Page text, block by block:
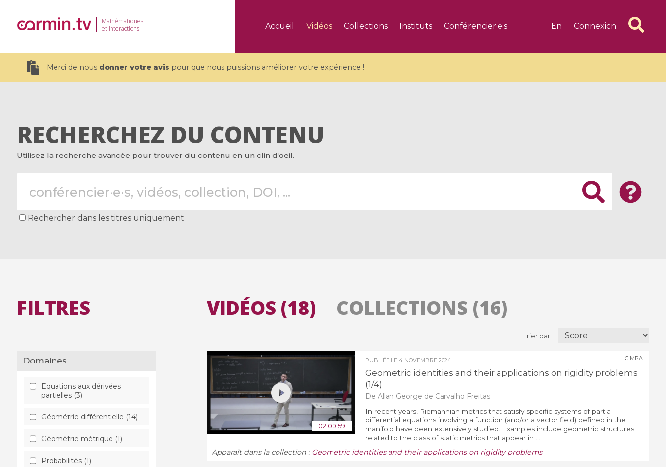
Mathématiques
et Interactions
Accueil Vidéos Collections Instituts Conférencier·e·s En Connexion
Merci de nous donner votre avis pour que nous puissions améliorer votre expérience !
19 videos
CEMRACS 2026 : Modeling and AI
Recherche Avancée en Calcul
5 videos
Coulomb branches and affine
affines
Introduction to Dissipative
Dynamical Systems in Infinite
RECHERCHEZ DU CONTENU
Utilisez la recherche avancée pour trouver du contenu en un clin d'oeil.
Rechercher dans les titres uniquement
FILTRES
Domaines
Equations aux dérivées
partielles (3)
Géométrie différentielle (14)
Géométrie métrique (1)
Probabilités (1)
Trier par:
VIDÉOS (18)
02:00:59
PUBLIÉE LE 4 NOVEMBRE 2024
Geometric identities and their applications on rigidity problems
(1/4)
De Allan George de Carvalho Freitas
CIMPA
In recent years, Riemannian metrics that satisfy specific systems of partial
differential equations involving a function (and/or a vector field) defined in the
manifold have been extensively studied. Examples include geometric structures
related to the class of static metrics that appear in ...
Apparaît dans la collection : Geometric identities and their applications on rigidity problems
COLLECTIONS (16)